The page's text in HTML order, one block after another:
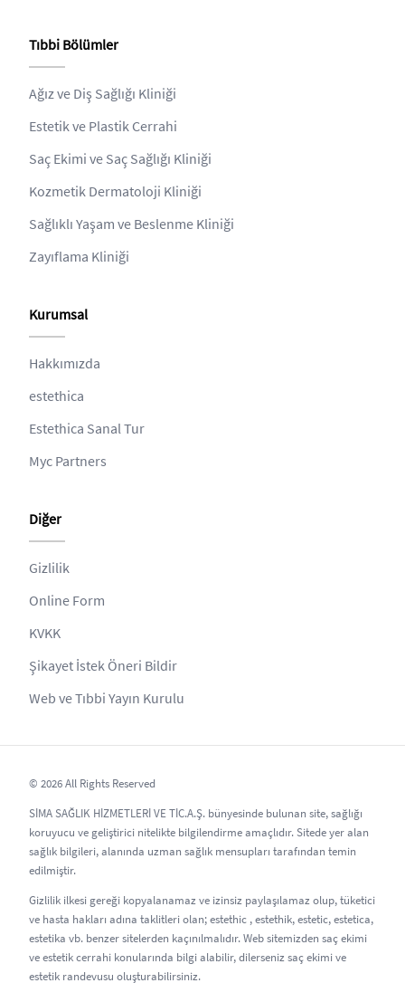
Tıbbi Bölümler
Ağız ve Diş Sağlığı Kliniği
Estetik ve Plastik Cerrahi
Saç Ekimi ve Saç Sağlığı Kliniği
Kozmetik Dermatoloji Kliniği
Sağlıklı Yaşam ve Beslenme Kliniği
Zayıflama Kliniği
Kurumsal
Hakkımızda
estethica
Estethica Sanal Tur
Myc Partners
Diğer
Gizlilik
Online Form
KVKK
Şikayet İstek Öneri Bildir
Web ve Tıbbi Yayın Kurulu
© 2026 All Rights Reserved
SİMA SAĞLIK HİZMETLERİ VE TİC.A.Ş. bünyesinde bulunan site, sağlığı
koruyucu ve geliştirici nitelikte bilgilendirme amaçlıdır. Sitede yer alan
sağlık bilgileri, alanında uzman sağlık mensupları tarafından temin
edilmiştir.
Gizlilik ilkesi gereği kopyalanamaz ve izinsiz paylaşılamaz olup, tüketici
ve hasta hakları adına taklitleri olan; estethic , estethik, estetic, estetica,
estetika vb. benzer sitelerden kaçınılmalıdır. Web sitemizden saç ekimi
ve estetik cerrahi konularında bilgi alabilir, dilerseniz saç ekimi ve
estetik randevusu oluşturabilirsiniz.